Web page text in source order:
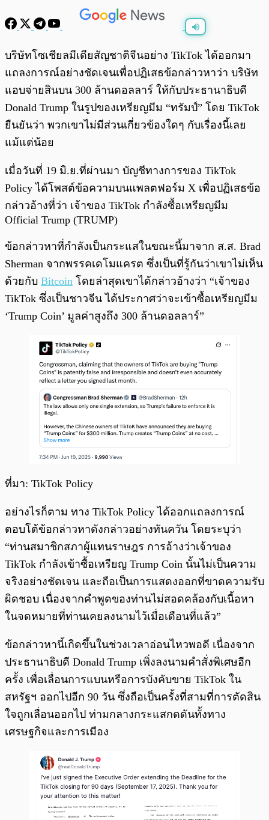
พร้อมเล่น 0:00/
บริษัทโซเชียลมีเดียสัญชาติจีนอย่าง TikTok ได้ออกมา
แถลงการณ์อย่างชัดเจนเพื่อปฏิเสธข้อกล่าวหาว่า บริษัท
แอบจ่ายสินบน 300 ล้านดอลลาร์ ให้กับประธานาธิบดี
Donald Trump ในรูปของเหรียญมีม “ทรัมป์” โดย TikTok
ยืนยันว่า พวกเขาไม่มีส่วนเกี่ยวข้องใดๆ กับเรื่องนี้เลย
แม้แต่น้อย
เมื่อวันที่ 19 มิ.ย.ที่ผ่านมา บัญชีทางการของ TikTok
Policy ได้โพสต์ข้อความบนแพลตฟอร์ม X เพื่อปฏิเสธข้อ
กล่าวอ้างที่ว่า เจ้าของ TikTok กำลังซื้อเหรียญมีม
Official Trump (TRUMP)
ข้อกล่าวหาที่กำลังเป็นกระแสในขณะนี้มาจาก ส.ส. Brad
Sherman จากพรรคเดโมแครต ซึ่งเป็นที่รู้กันว่าเขาไม่เห็น
ด้วยกับ Bitcoin โดยล่าสุดเขาได้กล่าวอ้างว่า “เจ้าของ
TikTok ซึ่งเป็นชาวจีน ได้ประกาศว่าจะเข้าซื้อเหรียญมีม
‘Trump Coin’ มูลค่าสูงถึง 300 ล้านดอลลาร์”
ที่มา: TikTok Policy
อย่างไรก็ตาม ทาง TikTok Policy ได้ออกแถลงการณ์
ตอบโต้ข้อกล่าวหาดังกล่าวอย่างทันควัน โดยระบุว่า
“ท่านสมาชิกสภาผู้แทนราษฎร การอ้างว่าเจ้าของ
TikTok กำลังเข้าซื้อเหรียญ Trump Coin นั้นไม่เป็นความ
จริงอย่างชัดเจน และถือเป็นการแสดงออกที่ขาดความรับ
ผิดชอบ เนื่องจากคำพูดของท่านไม่สอดคล้องกับเนื้อหา
ในจดหมายที่ท่านเคยลงนามไว้เมื่อเดือนที่แล้ว”
ข้อกล่าวหานี้เกิดขึ้นในช่วงเวลาอ่อนไหวพอดี เนื่องจาก
ประธานาธิบดี Donald Trump เพิ่งลงนามคำสั่งพิเศษอีก
ครั้ง เพื่อเลื่อนการแบนหรือการบังคับขาย TikTok ใน
สหรัฐฯ ออกไปอีก 90 วัน ซึ่งถือเป็นครั้งที่สามที่การตัดสิน
ใจถูกเลื่อนออกไป ท่ามกลางกระแสกดดันทั้งทาง
เศรษฐกิจและการเมือง